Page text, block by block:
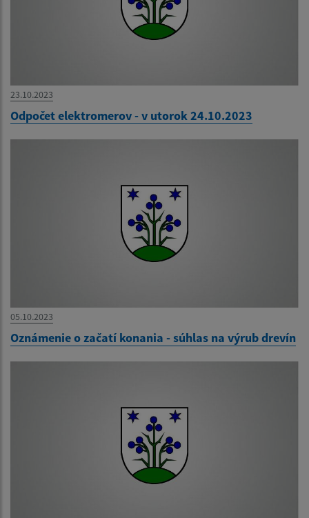
23.10.2023
Odpočet elektromerov - v utorok 24.10.2023
05.10.2023
Oznámenie o začatí konania - súhlas na výrub drevín